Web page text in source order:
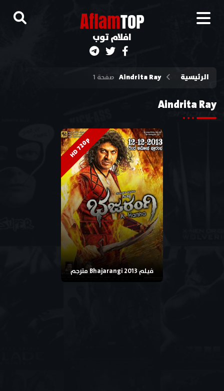
AflamTOP
افلام توب
الرئيسية Aindrita Ray صفحة 1
Aindrita Ray
HD 720p
فيلم Bhajarangi 2013 مترجم